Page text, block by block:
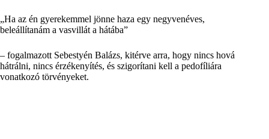
Ha az én gyerekemmel jönne haza egy negyvenéves,
beleállítanám a vasvillát a hátába
– fogalmazott Sebestyén Balázs, kitérve arra, hogy nincs hová
hátrálni, nincs érzékenyítés, és szigorítani kell a pedofíliára
vonatkozó törvényeket.